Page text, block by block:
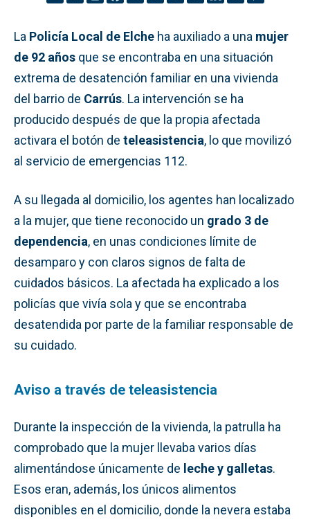
La Policía Local de Elche ha auxiliado a una mujer
de 92 años que se encontraba en una situación
extrema de desatención familiar en una vivienda
del barrio de Carrús. La intervención se ha
producido después de que la propia afectada
activara el botón de teleasistencia, lo que movilizó
al servicio de emergencias 112.
A su llegada al domicilio, los agentes han localizado
a la mujer, que tiene reconocido un grado 3 de
dependencia, en unas condiciones límite de
desamparo y con claros signos de falta de
cuidados básicos. La afectada ha explicado a los
policías que vivía sola y que se encontraba
desatendida por parte de la familiar responsable de
su cuidado.
Aviso a través de teleasistencia
Durante la inspección de la vivienda, la patrulla ha
comprobado que la mujer llevaba varios días
alimentándose únicamente de leche y galletas.
Esos eran, además, los únicos alimentos
disponibles en el domicilio, donde la nevera estaba